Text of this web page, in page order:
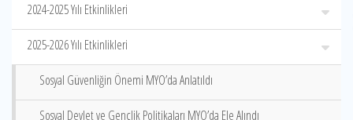
2024-2025 Yılı Etkinlikleri
2025-2026 Yılı Etkinlikleri
Sosyal Güvenliğin Önemi MYO’da Anlatıldı
Sosyal Devlet ve Gençlik Politikaları MYO’da Ele Alındı